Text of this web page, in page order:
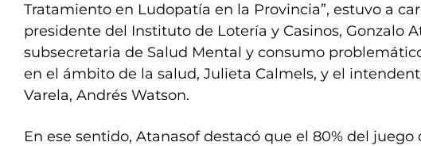
Tratamiento en Ludopatía en la Provincia”, estuvo a
presidente del Instituto de Lotería y Casinos, Gonzalo
subsecretaria de Salud Mental y consumo
en el ámbito de la salud, Julieta Calmels, y el
Varela, Andrés Watson.
En ese sentido, Atanasof destacó que el 80% del juego